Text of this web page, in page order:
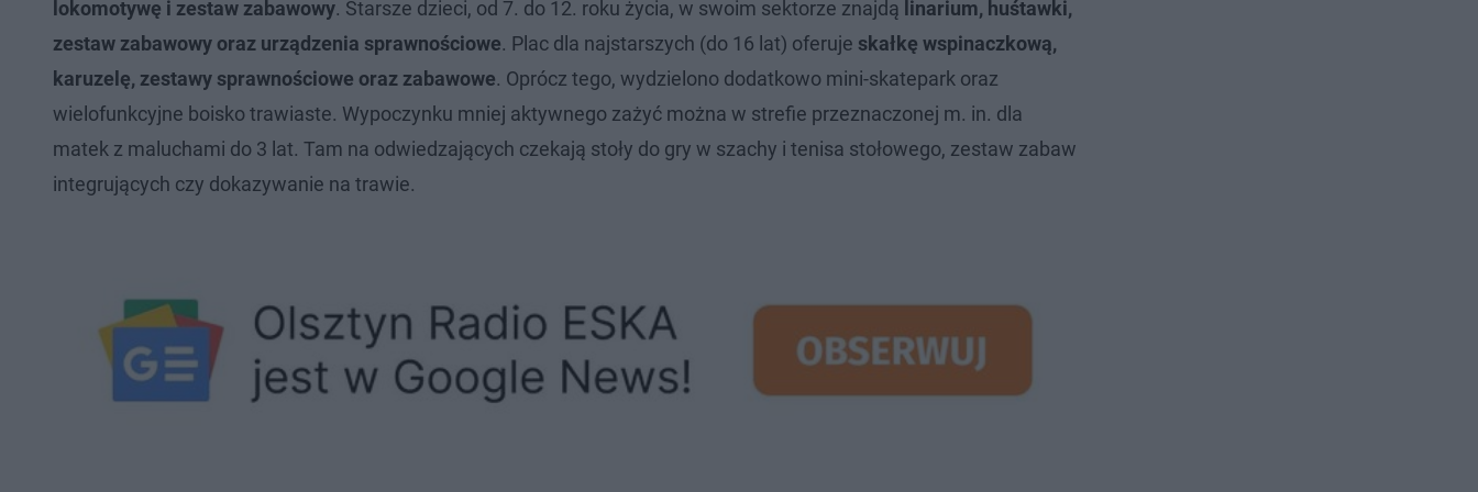
lokomotywę i zestaw zabawowy. Starsze dzieci, od 7. do 12. roku życia, w swoim sektorze znajdą linarium, huśtawki,
zestaw zabawowy oraz urządzenia sprawnościowe. Plac dla najstarszych (do 16 lat) oferuje skałkę wspinaczkową,
karuzelę, zestawy sprawnościowe oraz zabawowe. Oprócz tego, wydzielono dodatkowo mini-skatepark oraz
wielofunkcyjne boisko trawiaste. Wypoczynku mniej aktywnego zażyć można w strefie przeznaczonej m. in. dla
matek z maluchami do 3 lat. Tam na odwiedzających czekają stoły do gry w szachy i tenisa stołowego, zestaw zabaw
integrujących czy dokazywanie na trawie.